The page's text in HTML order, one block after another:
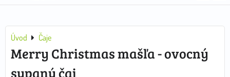
Úvod Čaje
Merry Christmas mašľa - ovocný
sypaný čaj